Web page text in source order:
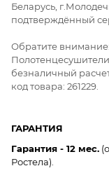
Беларусь,
подтверждённый
Обратите
безналичный
код товара: 261229.
ГАРАНТИЯ
Гарантия - 12 мес.
Ростела).